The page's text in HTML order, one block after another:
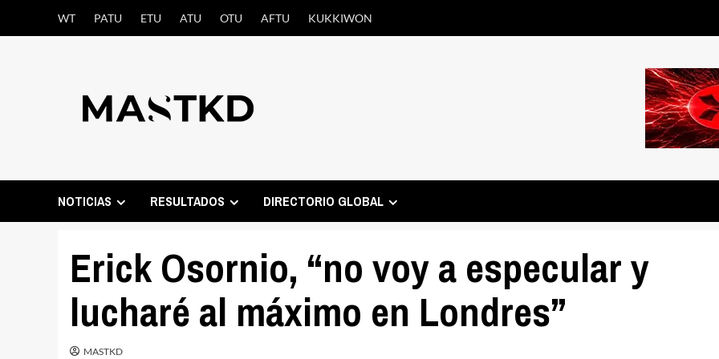
WT PATU ETU ATU OTU AFTU KUKKIWON
NOTICIAS RESULTADOS DIRECTORIO GLOBAL
Erick Osornio, “no voy a especular y
lucharé al máximo en Londres”
MASTKD